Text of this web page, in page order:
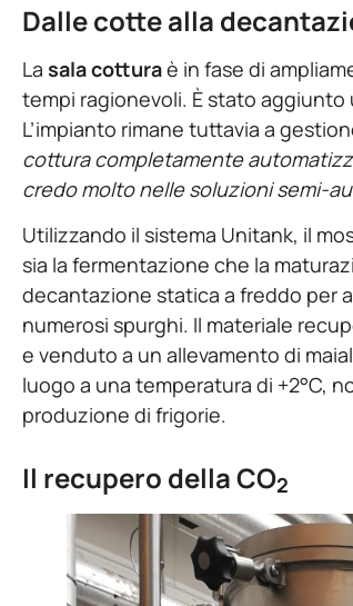
Dalle cotte alla
La sala cotturaè in fase di
tempi ragionevoli. È stato
L’impianto rimane tuttavia a
cottura completamente
credo molto nelle soluzioni semi-
Utilizzando il sistema Unitank, il
sia la fermentazione che la
decantazione statica a freddo per
numerosi spurghi. Il materiale
e venduto a un allevamento di
luogo a una temperatura di +2°C,
produzione di frigorie.
Il recupero della CO2